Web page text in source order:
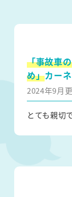
「事故車
め」カー
2024年9月
とても親切